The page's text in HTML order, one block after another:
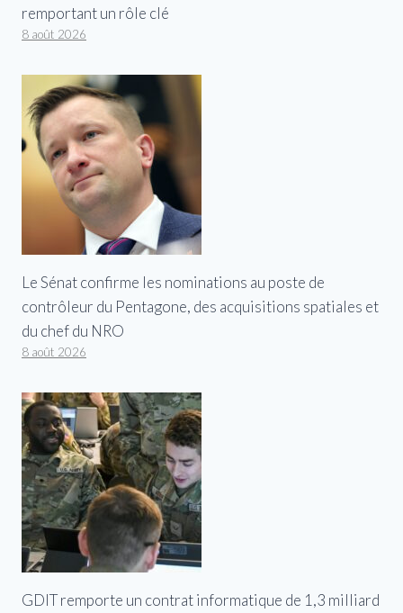
remportant un rôle clé
8 août 2026
Le Sénat confirme les nominations au poste de
contrôleur du Pentagone, des acquisitions spatiales et
du chef du NRO
8 août 2026
GDIT remporte un contrat informatique de 1,3 milliard